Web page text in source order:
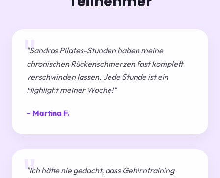
"Sandras Pilates-Stunden haben meine
chronischen Rückenschmerzen fast komplett
verschwinden lassen. Jede Stunde ist ein
Highlight meiner Woche!"
– Martina F.
"Ich hätte nie gedacht, dass Gehirntraining